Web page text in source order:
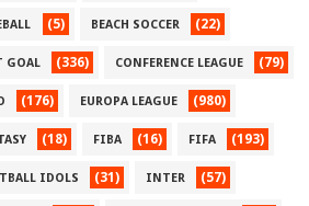
(5) BEACH SOCCER (22)
GOAL (336) CONFERENCE LEAGUE (79)
(176) EUROPA LEAGUE (980)
(18) FIBA (16) FIFA (193)
IDOLS (31) INTER (57)